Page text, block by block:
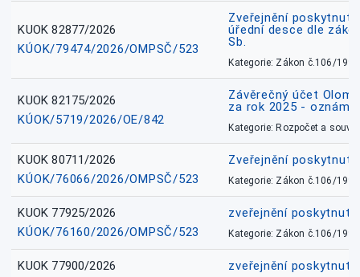
KUOK 82877/2026
KÚOK/79474/2026/OMPSČ/523
Zveřejnění
úřední desce dle
Sb.
Kategorie: Zákon č.106/1999
KUOK 82175/2026
KÚOK/5719/2026/OE/842
Závěrečný účet
za rok 2025 -
Kategorie: Rozpočet a
KUOK 80711/2026
KÚOK/76066/2026/OMPSČ/523
Zveřejnění
Kategorie: Zákon č.106/1999
KUOK 77925/2026
KÚOK/76160/2026/OMPSČ/523
zveřejnění
Kategorie: Zákon č.106/1999
KUOK 77900/2026
zveřejnění